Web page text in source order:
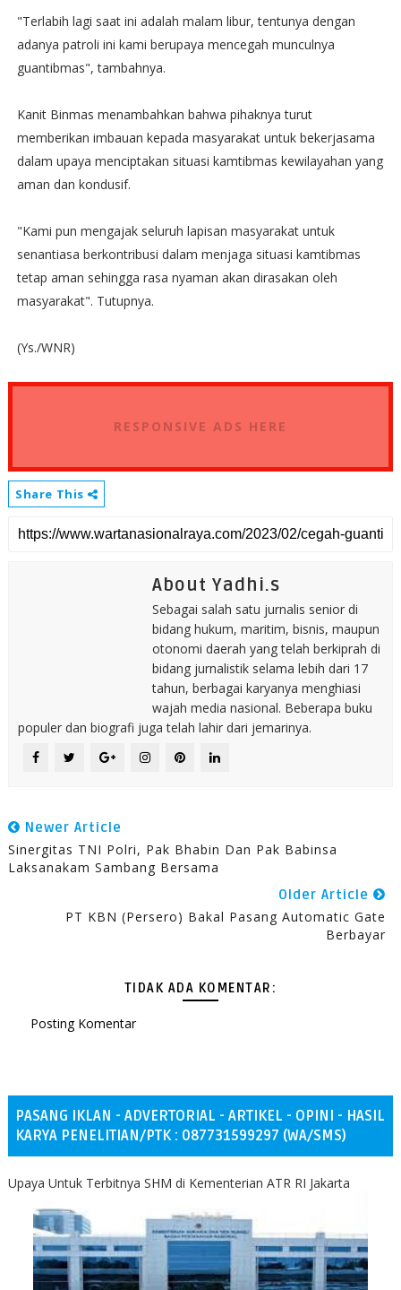
"Terlabih lagi saat ini adalah malam libur, tentunya dengan
adanya patroli ini kami berupaya mencegah munculnya
guantibmas", tambahnya.
Kanit Binmas menambahkan bahwa pihaknya turut
memberikan imbauan kepada masyarakat untuk bekerjasama
dalam upaya menciptakan situasi kamtibmas kewilayahan yang
aman dan kondusif.
"Kami pun mengajak seluruh lapisan masyarakat untuk
senantiasa berkontribusi dalam menjaga situasi kamtibmas
tetap aman sehingga rasa nyaman akan dirasakan oleh
masyarakat". Tutupnya.
(Ys./WNR)
RESPONSIVE ADS HERE
Share This
About Yadhi.s
Sebagai salah satu jurnalis senior di
bidang hukum, maritim, bisnis, maupun
otonomi daerah yang telah berkiprah di
bidang jurnalistik selama lebih dari 17
tahun, berbagai karyanya menghiasi
wajah media nasional. Beberapa buku
populer dan biografi juga telah lahir dari jemarinya.
Newer Article
Sinergitas TNI Polri, Pak Bhabin Dan Pak Babinsa
Laksanakam Sambang Bersama
Older Article
PT KBN (Persero) Bakal Pasang Automatic Gate
Berbayar
TIDAK ADA KOMENTAR:
Posting Komentar
PASANG IKLAN - ADVERTORIAL - ARTIKEL - OPINI - HASIL
KARYA PENELITIAN/PTK : 087731599297 (WA/SMS)
Upaya Untuk Terbitnya SHM di Kementerian ATR RI Jakarta